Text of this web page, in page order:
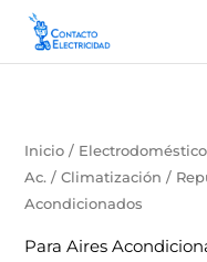
Inicio /
Ac. /Climatización /
Acondicionados
Para Aires